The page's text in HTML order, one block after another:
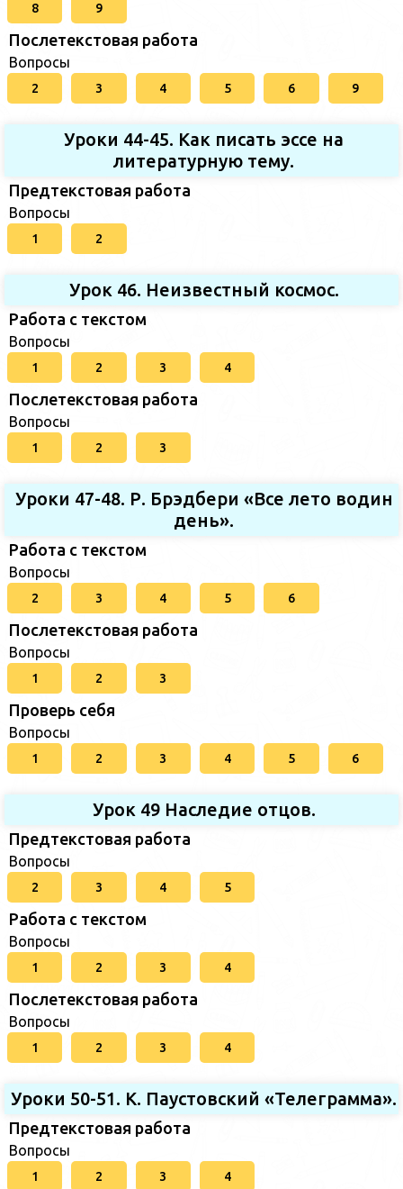
8 9
Послетекстовая работа
Вопросы
2 3 4 5 6 9
Уроки 44-45. Как писать эссе на
литературную тему.
Предтекстовая работа
Вопросы
1 2
Урок 46. Неизвестный космос.
Работа с текстом
Вопросы
1 2 3 4
Послетекстовая работа
Вопросы
1 2 3
Уроки 47-48. Р. Брэдбери «Все лето водин
день».
Работа с текстом
Вопросы
2 3 4 5 6
Послетекстовая работа
Вопросы
1 2 3
Проверь себя
Вопросы
1 2 3 4 5 6
Урок 49 Наследие отцов.
Предтекстовая работа
Вопросы
2 3 4 5
Работа с текстом
Вопросы
1 2 3 4
Послетекстовая работа
Вопросы
1 2 3 4
Уроки 50-51. К. Паустовский «Телеграмма».
Предтекстовая работа
Вопросы
1 2 3 4